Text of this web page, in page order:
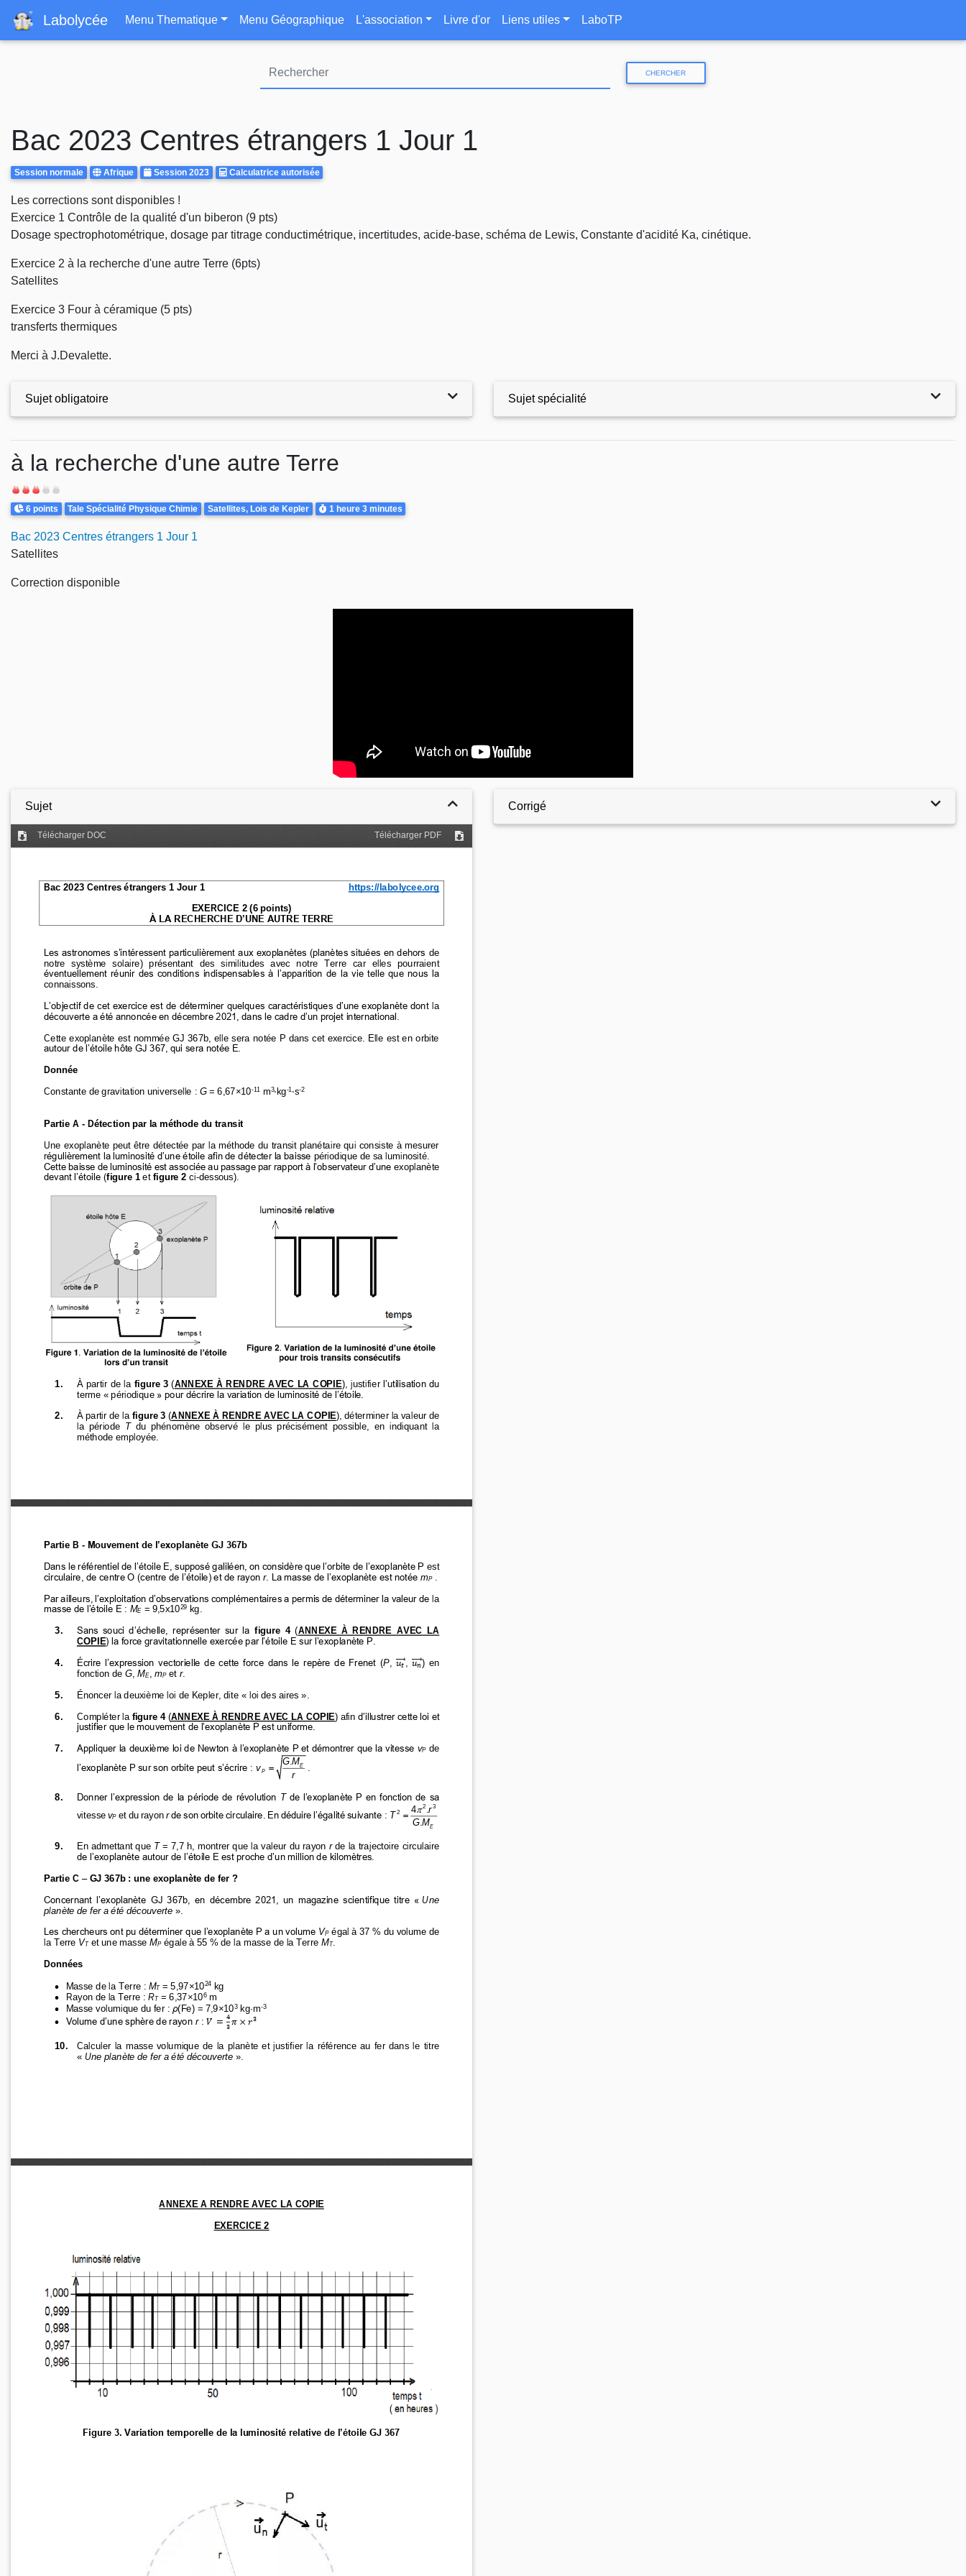
au
contenu
Labolycée Navigation principale
Menu Thematique Menu Géographique L'association Livre d'or Liens utiles LaboTP
CHERCHER
Bac 2023 Centres étrangers 1 Jour 1
Rattrapages
Session normale
Centre
Afrique Annee
Session 2023
Calculatrice
Calculatrice autorisée
Body
Les corrections sont disponibles !
Exercice 1 Contrôle de la qualité d'un biberon (9 pts)
Dosage spectrophotométrique, dosage par titrage conductimétrique, incertitudes, acide-base, schéma de Lewis, Constante d'acidité Ka, cinétique.
Exercice 2 à la recherche d'une autre Terre (6pts)
Satellites
Exercice 3 Four à céramique (5 pts)
transferts thermiques
Merci à J.Devalette.
Sujet obligatoire Sujet spécialité
à la recherche d'une autre Terre
Difficulté
Points
6 points Theme
Tale Spécialité Physique Chimie Satellites, Lois de Kepler Durée
1 heure 3 minutes
Bac 2023 Centres étrangers 1 Jour 1
Satellites
Correction disponible
Sujet Corrigé